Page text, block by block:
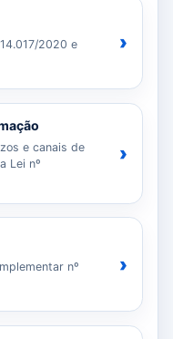
2020 e
›
e canais de
Lei nº
›
nº
›